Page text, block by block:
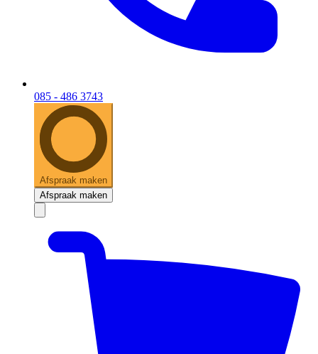
085 - 486 3743
Afspraak maken
Afspraak maken